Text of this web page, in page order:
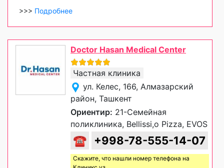
>>> Подробнее
Doctor Hasan Medical Center
Частная клиника
ул. Келес, 166, Алмазарский
район, Ташкент
Ориентир: 21-Семейная
поликлиника, Bellissi,o Pizza, EVOS
☎ +998-78-555-14-07
Скажите, что нашли номер телефона на